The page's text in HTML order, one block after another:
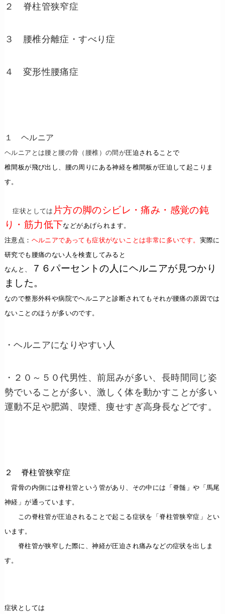
２ 脊柱管狭窄症
３ 腰椎分離症・すべり症
４ 変形性腰痛症
１ ヘルニア
ヘルニアとは腰と腰の骨（腰椎）の間が圧迫されることで
椎間板が飛び出し、腰の周りにある神経を椎間板が圧迫して起こりま
す。
症状としては 片方の脚のシビレ・痛み・感覚の鈍
り・筋力低下などがあげられます。
注意点： ヘルニアであっても症状がないことは非常に多いです。 実際に
研究でも腰痛のない人を検査してみると
なんと、
７６パーセントの人にヘルニアが見つかり
ました。
なので整形外科や病院でヘルニアと診断されてもそれが腰痛の原因では
ないことのほうが多いのです。
・ヘルニアになりやすい人
・２０～５０代男性、前屈みが多い、長時間同じ姿
勢でいることが多い、激しく体を動かすことが多い
運動不足や肥満、喫煙、痩せすぎ高身長などです。
２ 脊柱管狭窄症
背骨の内側には脊柱管という管があり、その中には「脊髄」や「馬尾
神経」が通っています。
この脊柱管が圧迫されることで起こる症状を「脊柱管狭窄症」とい
います。
脊柱管が狭窄した際に、神経が圧迫され痛みなどの症状を出しま
す。
症状としては